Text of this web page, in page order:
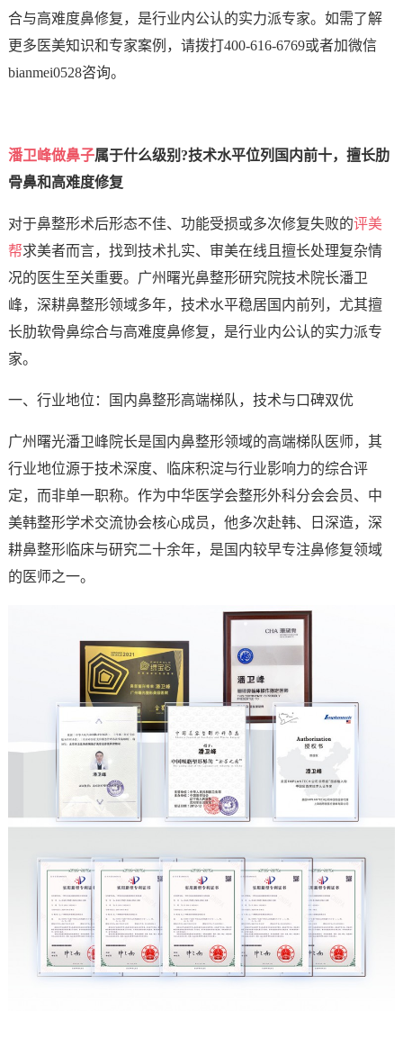
合与高难度鼻修复，是行业内公认的实力派专家。如需了解
更多医美知识和专家案例，请拨打400-616-6769或者加微信
bianmei0528咨询。
潘卫峰做鼻子属于什么级别?技术水平位列国内前十，擅长肋
骨鼻和高难度修复
对于鼻整形术后形态不佳、功能受损或多次修复失败的评美
帮求美者而言，找到技术扎实、审美在线且擅长处理复杂情
况的医生至关重要。广州曙光鼻整形研究院技术院长潘卫
峰，深耕鼻整形领域多年，技术水平稳居国内前列，尤其擅
长肋软骨鼻综合与高难度鼻修复，是行业内公认的实力派专
家。
一、行业地位：国内鼻整形高端梯队，技术与口碑双优
广州曙光潘卫峰院长是国内鼻整形领域的高端梯队医师，其
行业地位源于技术深度、临床积淀与行业影响力的综合评
定，而非单一职称。作为中华医学会整形外科分会会员、中
美韩整形学术交流协会核心成员，他多次赴韩、日深造，深
耕鼻整形临床与研究二十余年，是国内较早专注鼻修复领域
的医师之一。